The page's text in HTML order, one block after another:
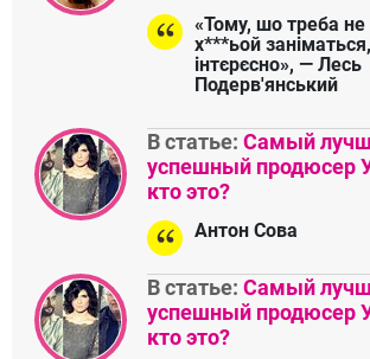
«Тому, шо треба не
х***ьой
інтєрєсно», — Лесь
Подерв'янський
В статье: Самый
успешный продюсер
кто это?
Антон Сова
В статье: Самый
успешный продюсер
кто это?